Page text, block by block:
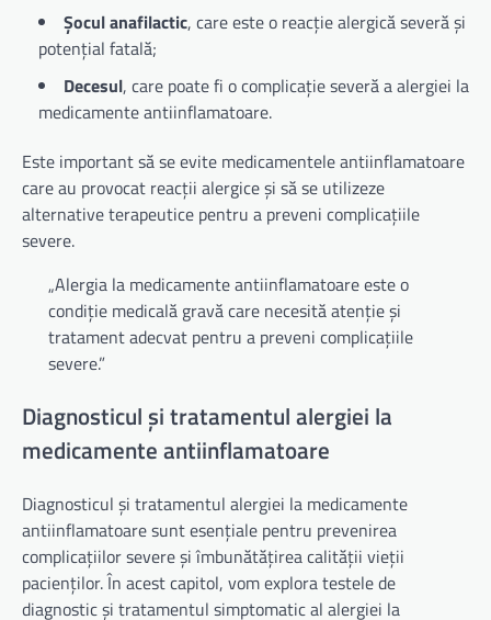
Șocul anafilactic, care este o reacție alergică severă și
potențial fatală;
Decesul, care poate fi o complicație severă a alergiei la
medicamente antiinflamatoare.
Este important să se evite medicamentele antiinflamatoare
care au provocat reacții alergice și să se utilizeze
alternative terapeutice pentru a preveni complicațiile
severe.
„Alergia la medicamente antiinflamatoare este o
condiție medicală gravă care necesită atenție și
tratament adecvat pentru a preveni complicațiile
severe.”
Diagnosticul și tratamentul alergiei la
medicamente antiinflamatoare
Diagnosticul și tratamentul alergiei la medicamente
antiinflamatoare sunt esențiale pentru prevenirea
complicațiilor severe și îmbunătățirea calității vieții
pacienților. În acest capitol, vom explora testele de
diagnostic și tratamentul simptomatic al alergiei la